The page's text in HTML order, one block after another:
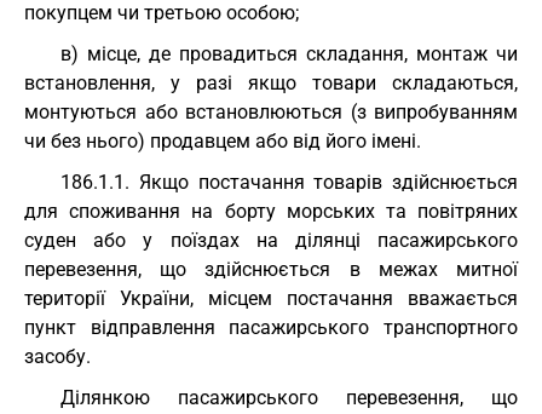
покупцем чи третьою особою;
в) місце, де провадиться складання, монтаж чи
встановлення, у разі якщо товари складаються,
монтуються або встановлюються (з випробуванням
чи без нього) продавцем або від його імені.
186.1.1. Якщо постачання товарів здійснюється
для споживання на борту морських та повітряних
суден або у поїздах на ділянці пасажирського
перевезення, що здійснюється в межах митної
території України, місцем постачання вважається
пункт відправлення пасажирського транспортного
засобу.
Ділянкою пасажирського перевезення, що